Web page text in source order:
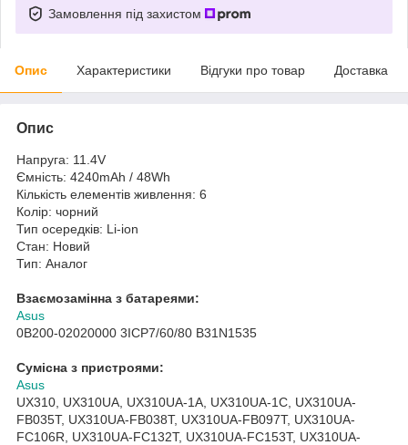
Замовлення під захистом
Опис Характеристики Відгуки про товар Доставка
Опис
Напруга: 11.4V
Ємність: 4240mAh / 48Wh
Кількість елементів живлення: 6
Колір: чорний
Тип осередків: Li-ion
Стан: Новий
Тип: Аналог
Взаємозамінна з батареями:
Asus
0B200-02020000 3ICP7/60/80 B31N1535
Сумісна з пристроями:
Asus
UX310, UX310UA, UX310UA-1A, UX310UA-1C, UX310UA-
FB035T, UX310UA-FB038T, UX310UA-FB097T, UX310UA-
FC106R, UX310UA-FC132T, UX310UA-FC153T, UX310UA-